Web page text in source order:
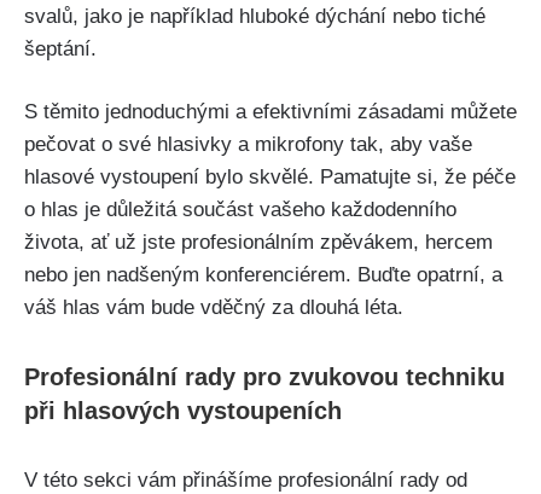
svalů, jako je například hluboké ⁣dýchání ⁢nebo ⁢tiché
šeptání.
S těmito jednoduchými a efektivními zásadami můžete
⁣pečovat o své hlasivky⁤ a mikrofony tak, aby vaše‍
hlasové vystoupení bylo skvělé. Pamatujte si, že péče​
o hlas je důležitá součást ‍vašeho každodenního
života, ať už ⁢jste profesionálním ‌zpěvákem, hercem
nebo ⁤jen nadšeným‌ konferenciérem. Buďte opatrní, a
váš hlas vám bude vděčný za ⁢dlouhá‌ léta.
Profesionální rady pro zvukovou ‍techniku
při ‍hlasových vystoupeních
V této sekci ‍vám přinášíme profesionální rady od